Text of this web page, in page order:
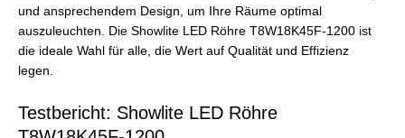
und ansprechendem Design, um Ihre Räume optimal
auszuleuchten. Die Showlite LED Röhre T8W18K45F-1200 ist
die ideale Wahl für alle, die Wert auf Qualität und Effizienz
legen.
Testbericht: Showlite LED Röhre